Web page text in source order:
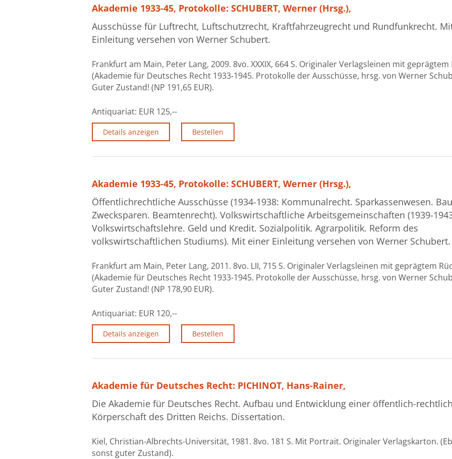
Akademie 1933-45, Protokolle: SCHUBERT, Werner (Hrsg.),
Ausschüsse für Luftrecht, Luftschutzrecht, Kraftfahrzeugrecht und Rundfunkrecht.
Einleitung versehen von Werner Schubert.
Frankfurt am Main, Peter Lang, 2009. 8vo. XXXIX, 664 S. Originaler Verlagsleinen mit
(Akademie für Deutsches Recht 1933-1945. Protokolle der Ausschüsse, hrsg. von Werner
Guter Zustand! (NP 191,65 EUR).
Antiquariat: EUR 125,--
Details anzeigen Bestellen
Akademie 1933-45, Protokolle: SCHUBERT, Werner (Hrsg.),
Öffentlichrechtliche Ausschüsse (1934-1938: Kommunalrecht. Sparkassenwesen.
Zwecksparen. Beamtenrecht). Volkswirtschaftliche Arbeitsgemeinschaften (1939-
Volkswirtschaftslehre. Geld und Kredit. Sozialpolitik. Agrarpolitik. Reform des
volkswirtschaftlichen Studiums). Mit einer Einleitung versehen von Werner Schubert.
Frankfurt am Main, Peter Lang, 2011. 8vo. LII, 715 S. Originaler Verlagsleinen mit geprägtem
(Akademie für Deutsches Recht 1933-1945. Protokolle der Ausschüsse, hrsg. von Werner
Guter Zustand! (NP 178,90 EUR).
Antiquariat: EUR 120,--
Details anzeigen Bestellen
Akademie für Deutsches Recht: PICHINOT, Hans-Rainer,
Die Akademie für Deutsches Recht. Aufbau und Entwicklung einer öffentlich-
Körperschaft des Dritten Reichs. Dissertation.
Kiel, Christian-Albrechts-Universität, 1981. 8vo. 181 S. Mit Portrait. Originaler Verlagskarton.
sonst guter Zustand).